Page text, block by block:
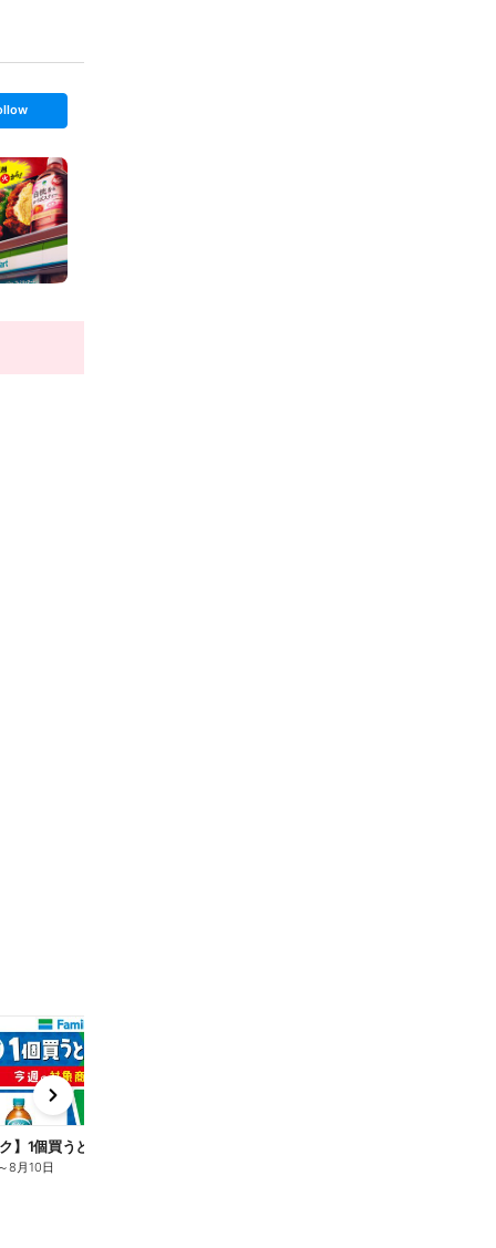
ク】1個買うと1個もらえる/麦茶
～8月10日
e
x
t